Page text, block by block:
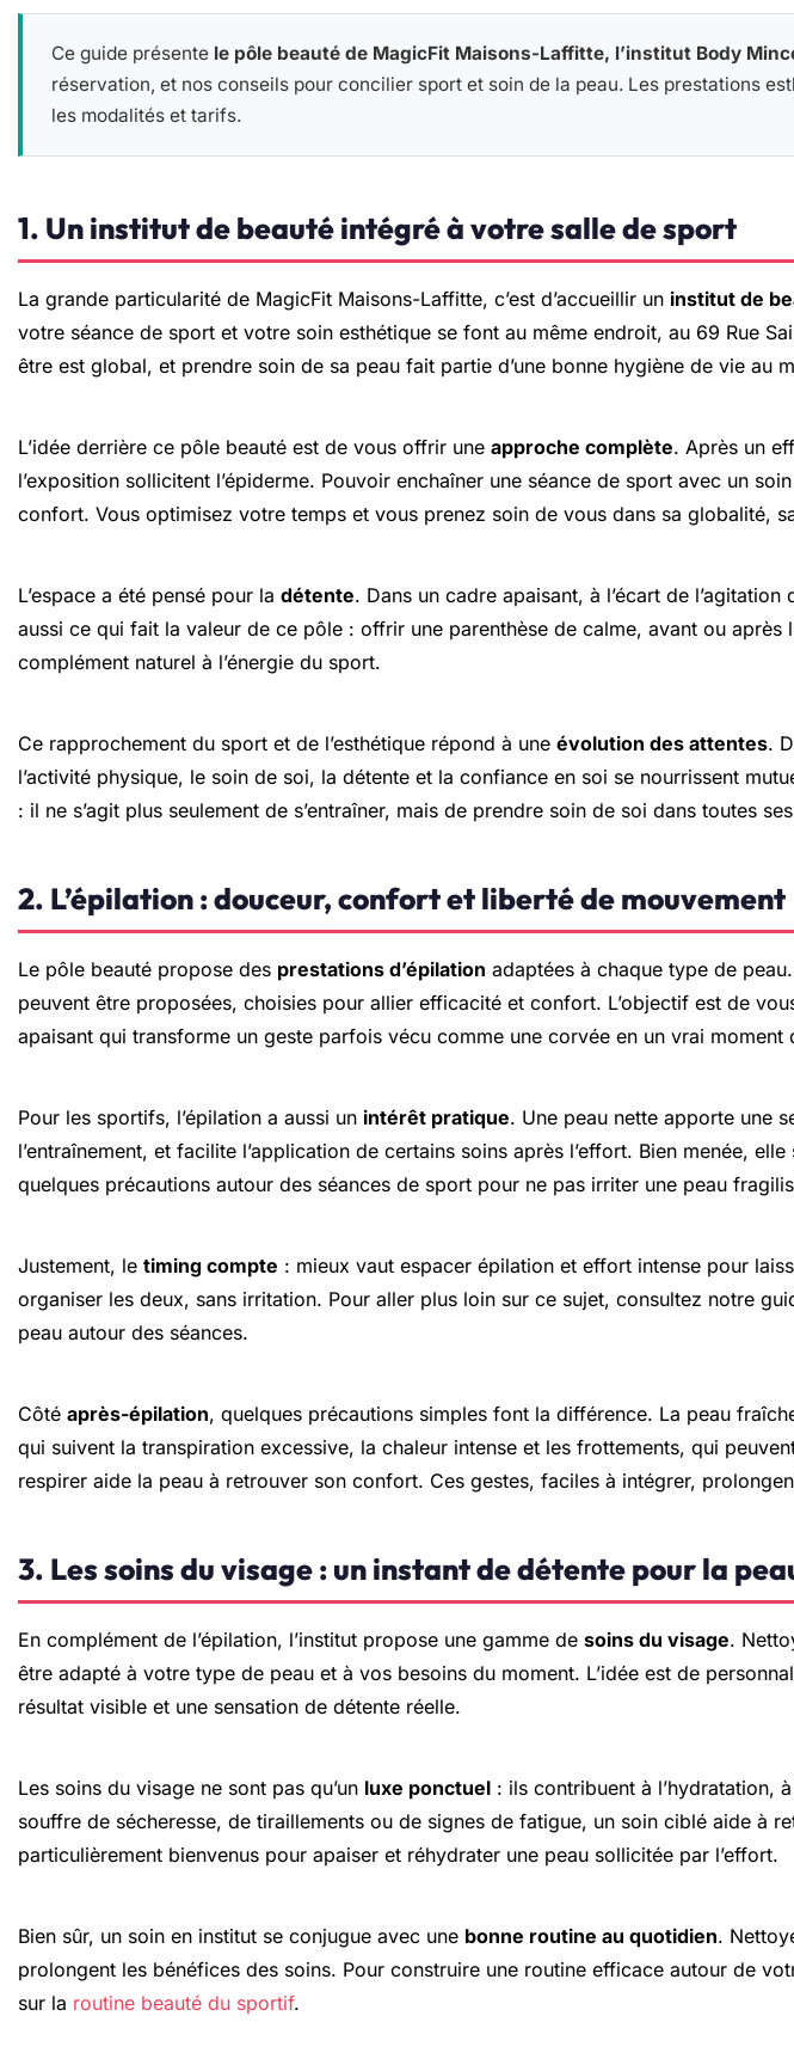
Ce guide présente le pôle beauté de MagicFit Maisons-Laffitte, l’institut Body
réservation, et nos conseils pour concilier sport et soin de la peau. Les prestations
les modalités et tarifs.
1. Un institut de beauté intégré à votre salle de sport
La grande particularité de MagicFit Maisons-Laffitte, c’est d’accueillir un institut de
votre séance de sport et votre soin esthétique se font au même endroit, au 69 Rue
être est global, et prendre soin de sa peau fait partie d’une bonne hygiène de vie au
L’idée derrière ce pôle beauté est de vous offrir une approche complète. Après un
l’exposition sollicitent l’épiderme. Pouvoir enchaîner une séance de sport avec un
confort. Vous optimisez votre temps et vous prenez soin de vous dans sa globalité,
L’espace a été pensé pour la détente. Dans un cadre apaisant, à l’écart de
aussi ce qui fait la valeur de ce pôle : offrir une parenthèse de calme, avant ou après
complément naturel à l’énergie du sport.
Ce rapprochement du sport et de l’esthétique répond à une évolution des attentes.
l’activité physique, le soin de soi, la détente et la confiance en soi se nourrissent
: il ne s’agit plus seulement de s’entraîner, mais de prendre soin de soi dans toutes
2. L’épilation : douceur, confort et liberté de mouvement
Le pôle beauté propose des prestations d’épilation adaptées à chaque type de
peuvent être proposées, choisies pour allier efficacité et confort. L’objectif est de
apaisant qui transforme un geste parfois vécu comme une corvée en un vrai moment
Pour les sportifs, l’épilation a aussi un intérêt pratique. Une peau nette apporte une
l’entraînement, et facilite l’application de certains soins après l’effort. Bien menée,
quelques précautions autour des séances de sport pour ne pas irriter une peau
Justement, le timing compte : mieux vaut espacer épilation et effort intense pour
organiser les deux, sans irritation. Pour aller plus loin sur ce sujet, consultez notre
peau autour des séances.
Côté après-épilation, quelques précautions simples font la différence. La peau
qui suivent la transpiration excessive, la chaleur intense et les frottements, qui
respirer aide la peau à retrouver son confort. Ces gestes, faciles à intégrer,
3. Les soins du visage : un instant de détente pour la
En complément de l’épilation, l’institut propose une gamme de soins du visage.
être adapté à votre type de peau et à vos besoins du moment. L’idée est de
résultat visible et une sensation de détente réelle.
Les soins du visage ne sont pas qu’un luxe ponctuel : ils contribuent à l’hydratation,
souffre de sécheresse, de tiraillements ou de signes de fatigue, un soin ciblé aide à
particulièrement bienvenus pour apaiser et réhydrater une peau sollicitée par l’effort.
Bien sûr, un soin en institut se conjugue avec une bonne routine au quotidien.
prolongent les bénéfices des soins. Pour construire une routine efficace autour de
sur la routine beauté du sportif.